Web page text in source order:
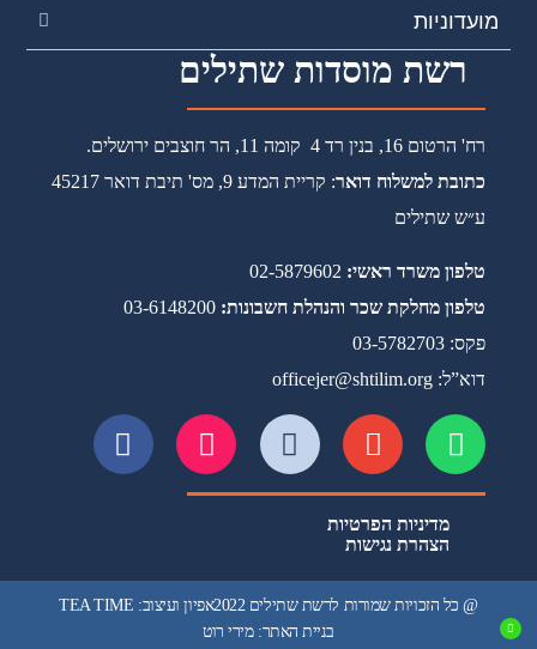
מועדוניות
רשת מוסדות שתילים
רח' הרטום 16, בנין רד 4 קומה 11, הר חוצבים ירושלים.
כתובת למשלוח דואר
: קריית המדע 9, מס' תיבת דואר 45217
ע״ש שתילים
טלפון משרד ראשי:
טלפון מחלקת שכר והנהלת חשבונות: 03-6148200
פקס: 03-5782703
דוא”ל: officejer@shtilim.org
מדיניות הפרטיות
הצהרת נגישות
@ כל הזכויות שמורות לרשת שתילים 2022
אפיון ועיצוב: TEA TIME
בניית האתר: מירי רוט